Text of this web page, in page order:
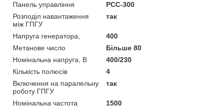
Панель управління
PCC-300
Розподіл навантаження
між ГПГУ
так
Напруга генератора,
400
Метанове число
Більше 80
Номінальна напруга, В
400/230
Кількість полюсів
4
Включення на паралельну
роботу ГПГУ
так
Номінальна частота
1500